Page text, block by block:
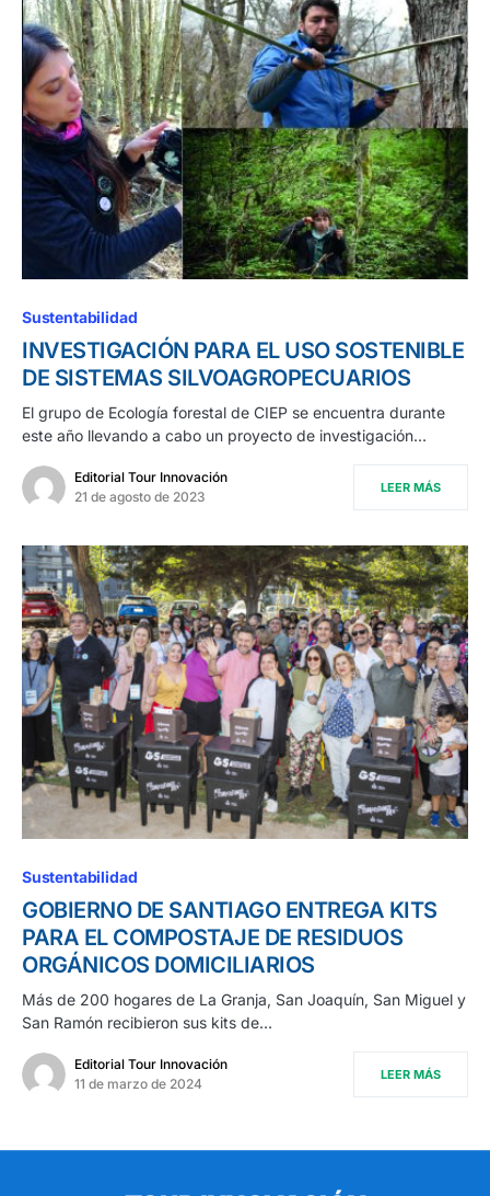
Sustentabilidad
INVESTIGACIÓN PARA EL USO SOSTENIBLE
DE SISTEMAS SILVOAGROPECUARIOS
El grupo de Ecología forestal de CIEP se encuentra durante
este año llevando a cabo un proyecto de investigación…
Editorial Tour Innovación
21 de agosto de 2023
LEER MÁS
Sustentabilidad
GOBIERNO DE SANTIAGO ENTREGA KITS
PARA EL COMPOSTAJE DE RESIDUOS
ORGÁNICOS DOMICILIARIOS
Más de 200 hogares de La Granja, San Joaquín, San Miguel y
San Ramón recibieron sus kits de…
Editorial Tour Innovación
11 de marzo de 2024
LEER MÁS